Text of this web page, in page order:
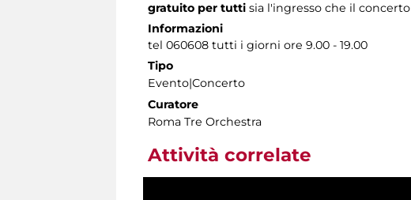
gratuito per tutti sia l'ingresso che il concerto
Informazioni
tel 060608 tutti i giorni ore 9.00 - 19.00
Tipo
Evento|Concerto
Curatore
Roma Tre Orchestra
Attività correlate